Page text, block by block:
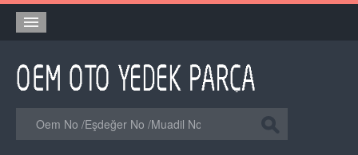
Orjinal Yedek Parça
Eşdeğer Muadil Yedek Parça